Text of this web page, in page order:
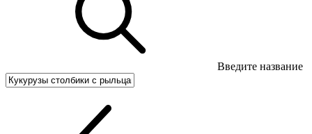
Введите название